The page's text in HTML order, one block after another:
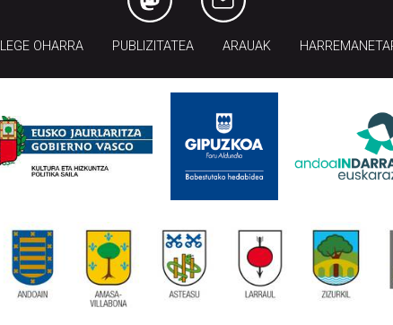
LEGE OHARRA PUBLIZITATEA ARAUAK